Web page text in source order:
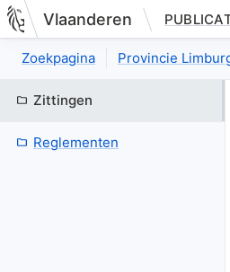
Nieuwe pagina:
Vlaanderen
Zoekpagina Provincie
Zittingen
Reglementen